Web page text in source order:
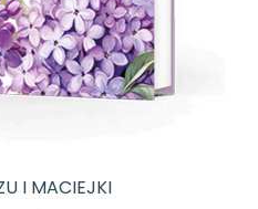
I MACIEJKI